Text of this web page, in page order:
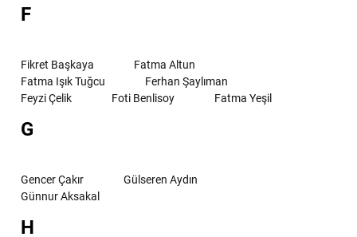
F
Fikret Başkaya
Fatma Altun
Fatma Işık Tuğcu
Ferhan Şaylıman
Feyzi Çelik
Foti Benlisoy Fatma Yeşil
G
Gencer Çakır
Gülseren Aydın
Günnur Aksakal
H